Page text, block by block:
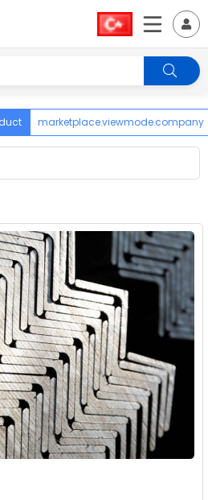
marketplace.viewmode.company